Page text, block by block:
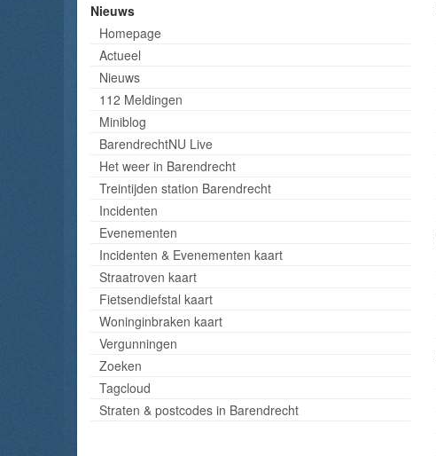
Nieuws
Homepage
Actueel
Nieuws
112 Meldingen
Miniblog
BarendrechtNU Live
Het weer in Barendrecht
Treintijden station Barendrecht
Incidenten
Evenementen
Incidenten & Evenementen kaart
Straatroven kaart
Fietsendiefstal kaart
Woninginbraken kaart
Vergunningen
Zoeken
Tagcloud
Straten & postcodes in Barendrecht